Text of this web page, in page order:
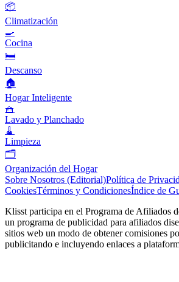
📦
Climatización
🍳
Cocina
🛏️
Descanso
🏠
Hogar Inteligente
🧺
Lavado y Planchado
🧹
Limpieza
🗂️
Organización del Hogar
Sobre Nosotros (Editorial)Política de
CookiesTérminos y CondicionesÍndice de
Klisst participa en el Programa de Afiliados
un programa de publicidad para afiliados
sitios web un modo de obtener comisiones
publicitando e incluyendo enlaces a